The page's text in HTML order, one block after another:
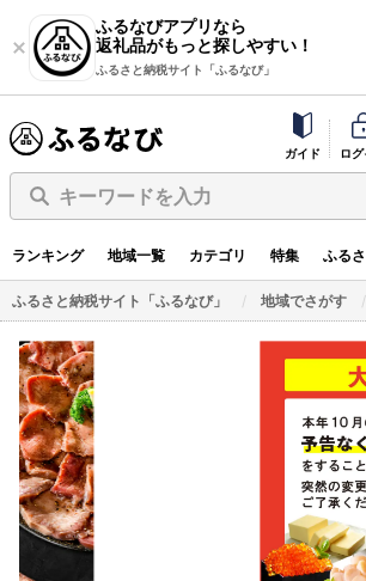
ふるなびアプリなら
返礼品がもっと探しやすい！
ふるさと納税サイト「ふるなび」
ガイド ロ
キーワードを入力
ランキング 地域一覧 カテゴリ 特集 ふる
ふるさと納税サイト「ふるなび」 地域でさがす